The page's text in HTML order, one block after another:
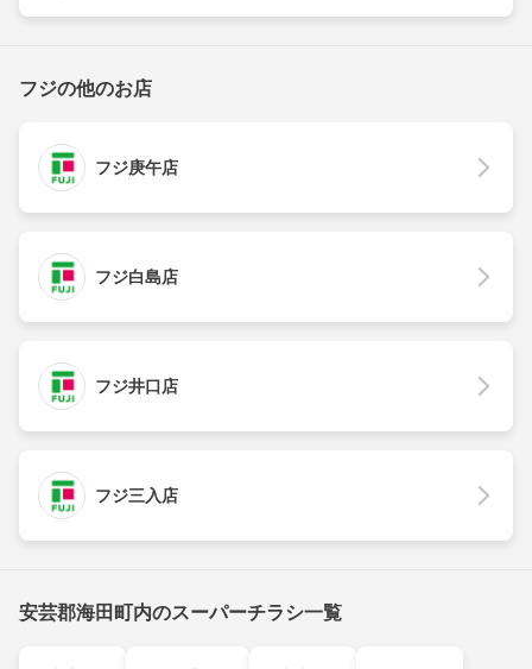
フジの他のお店
フジ庚午店
フジ白島店
フジ井口店
フジ三入店
安芸郡海田町内のスーパーチラシ一覧